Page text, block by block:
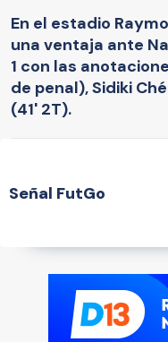
En el estadio
una ventaja ante
1 con las
de penal), Sidiki
(41' 2T).
Señal FutGo